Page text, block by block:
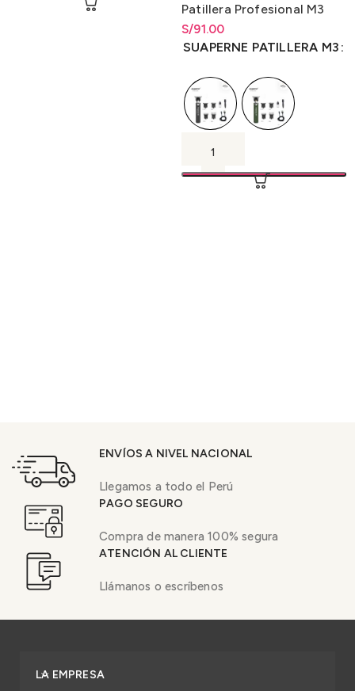
Patillera Profesional M3
S/91.00
Rango de precios: desde
S/ 91.00hastaS/91.00
SUAPERNE PATILLERA M3
ENVÍOS A NIVEL NACIONAL
Llegamos a todo el Perú
PAGO SEGURO
Compra de manera 100% segura
ATENCIÓN AL CLIENTE
Llámanos o escríbenos
LA EMPRESA